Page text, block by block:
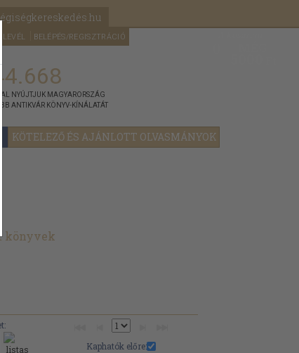
BELÉPÉS/REGISZTRÁCIÓ
KÖTELEZŐ ÉS AJÁNLOTT OLVASMÁNYOK
NYÚJTJUK MAGYARORSZÁG
ANTIKVÁR KÖNYV-KÍNÁLATÁT
könyvek
Kaphatók előre: